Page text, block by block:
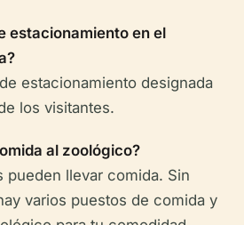
estacionamiento en el
estacionamiento designada
los visitantes.
al zoológico?
pueden llevar comida. Sin
varios puestos de comida y